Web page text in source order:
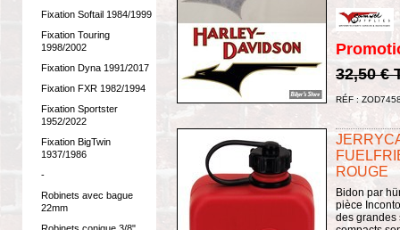
Fixation Softail 1984/1999
Fixation Touring
1998/2002
Fixation Dyna 1991/2017
Fixation FXR 1982/1994
Fixation Sportster
1952/2022
Fixation BigTwin
1937/1986
-
Robinets avec bague
22mm
32,50 €
RÉF :
ROUGE
Bidon par
pièce
des grandes